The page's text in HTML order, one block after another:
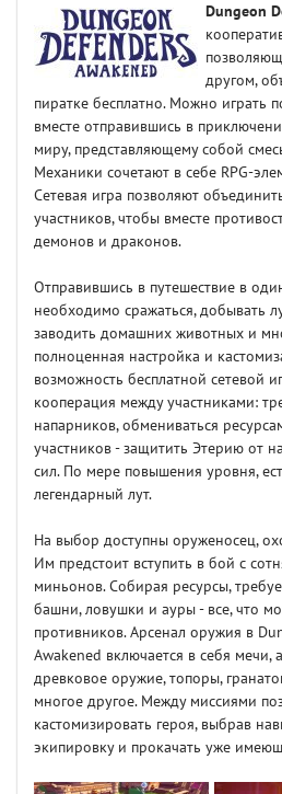
Dungeon
другом,
пиратке бесплатно. Можно играть
вместе отправившись в
миру, представляющему собой
Механики сочетают в себе RPG-
Сетевая игра позволяют
участников, чтобы вместе
демонов и драконов.
Отправившись в путешествие в
необходимо сражаться, добывать
заводить домашних животных и
полноценная настройка и
возможность бесплатной сетевой
кооперация между участниками:
напарников, обмениваться
участников - защитить Этерию от
сил. По мере повышения уровня,
легендарный лут.
На выбор доступны оруженосец,
Им предстоит вступить в бой с
миньонов. Собирая ресурсы,
башни, ловушки и ауры - все, что
противников. Арсенал оружия в
Awakened включается в себя мечи,
древковое оружие, топоры,
многое другое. Между миссиями
кастомизировать героя, выбрав
экипировку и прокачать уже